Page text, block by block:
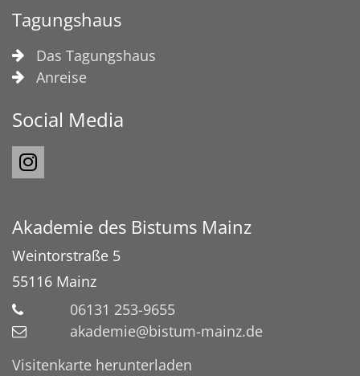
Tagungshaus
Das Tagungshaus
Anreise
Social Media
Akademie des Bistums Mainz
Weintorstraße 5
55116 Mainz
06131 253-9655
akademie@bistum-mainz.de
Visitenkarte herunterladen